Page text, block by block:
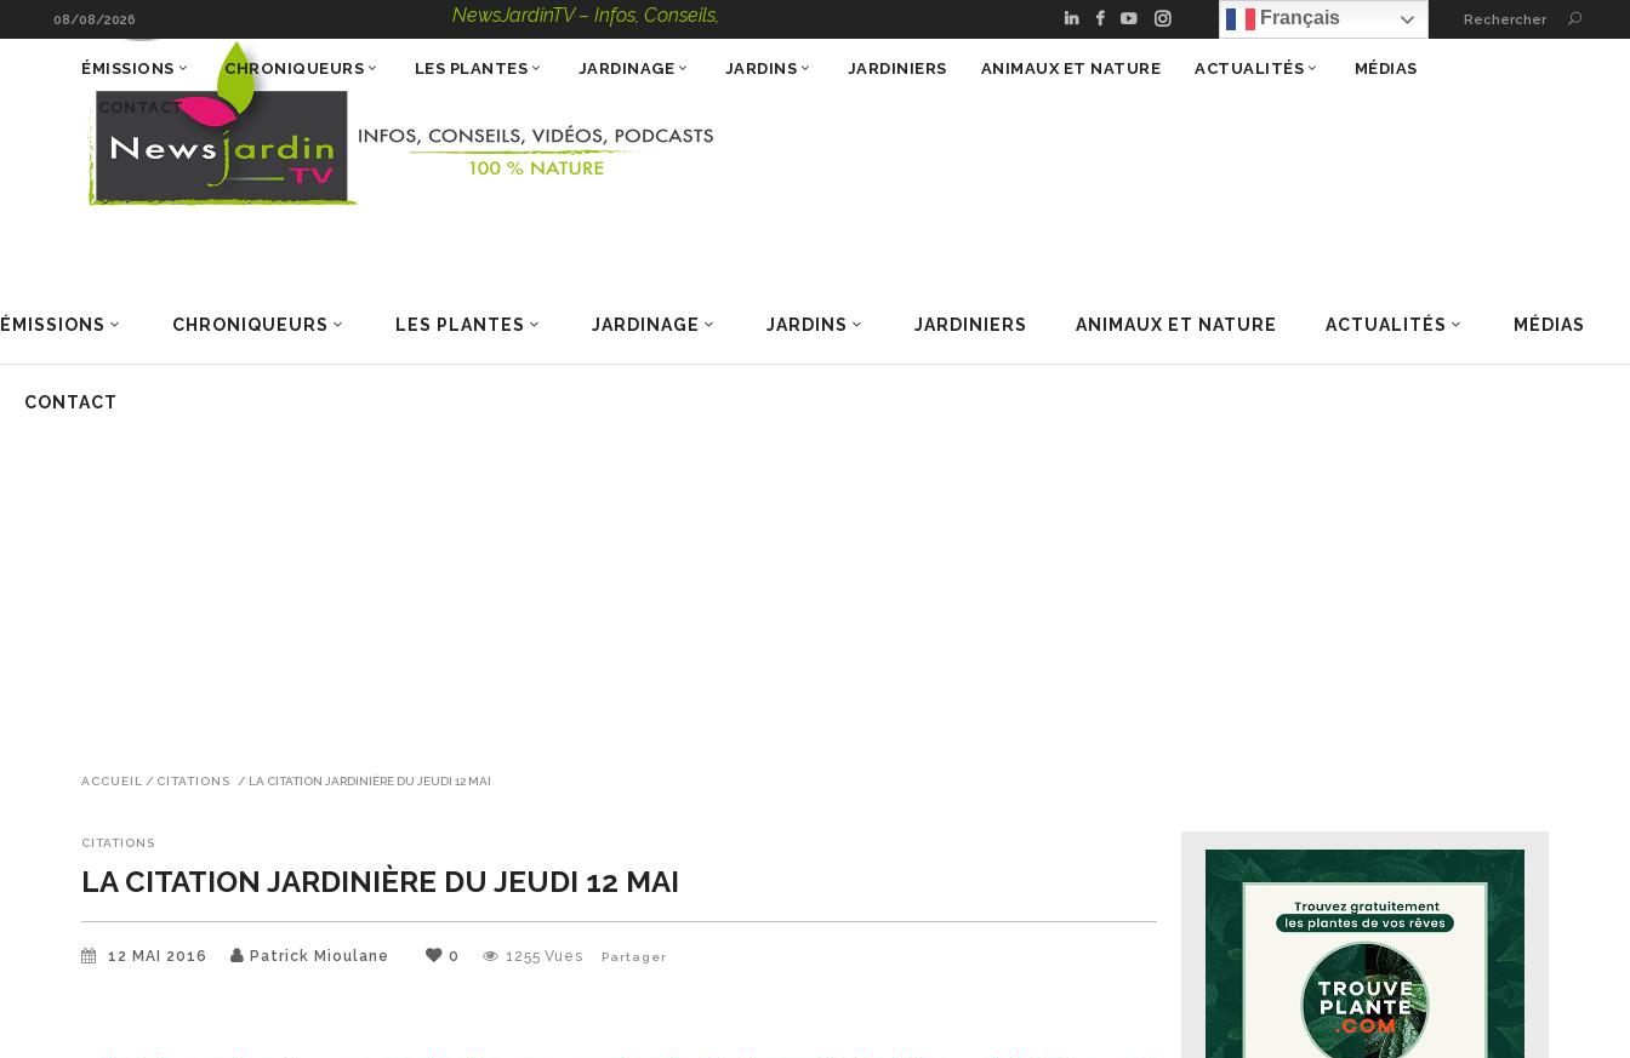
08/08/2026 NewsJardinTV – Infos, Conseils, Vidéos, Podcasts – 100 % Nature Français Rechercher
ÉMISSIONS CHRONIQUEURS LES PLANTES JARDINAGE JARDINS JARDINIERS ANIMAUX ET NATURE ACTUALITÉS MÉDIAS
CONTACT
ÉMISSIONS CHRONIQUEURS LES PLANTES JARDINAGE JARDINS JARDINIERS ANIMAUX ET NATURE ACTUALITÉS MÉDIAS
CONTACT
ACCUEIL / CITATIONS / LA CITATION JARDINIÈRE DU JEUDI 12 MAI
CITATIONS
LA CITATION JARDINIÈRE DU JEUDI 12 MAI
12 MAI 2016 Patrick Mioulane 0 1255 Vues Partager